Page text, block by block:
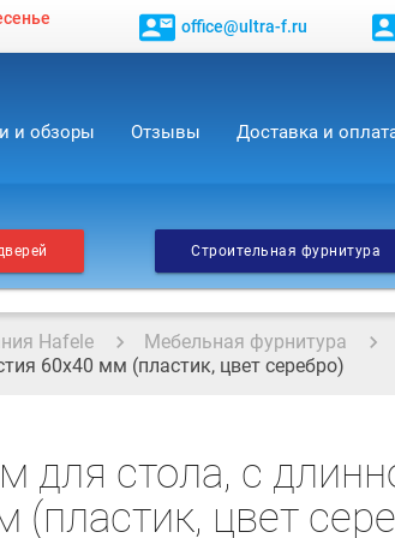
contact_mail office@ultra-f.ru
и обзоры Отзывы Доставка и
Строительная фурнитура
Hafele Мебельная фурнитура
60х40 мм (пластик, цвет серебро)
для стола, с
(пластик, цвет